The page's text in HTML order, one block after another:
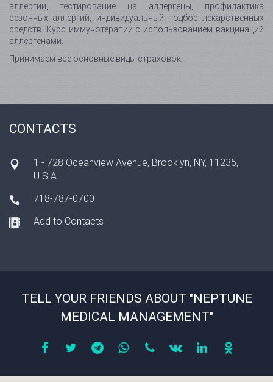
аллергии, тестирование на аллергены, профилактика
сезонных аллергий, индивидуальный подбор лекарственных
средств. Курс иммунотерапии с использованием вакцинаций
аллергенами.
Принимаем все основные виды страховок.
CONTACTS
1 - 728 Oceanview Avenue, Brooklyn, NY, 11235,
U.S.A.
718-787-0700
Add to Contacts
TELL YOUR FRIENDS ABOUT "NEPTUNE
MEDICAL MANAGEMENT"